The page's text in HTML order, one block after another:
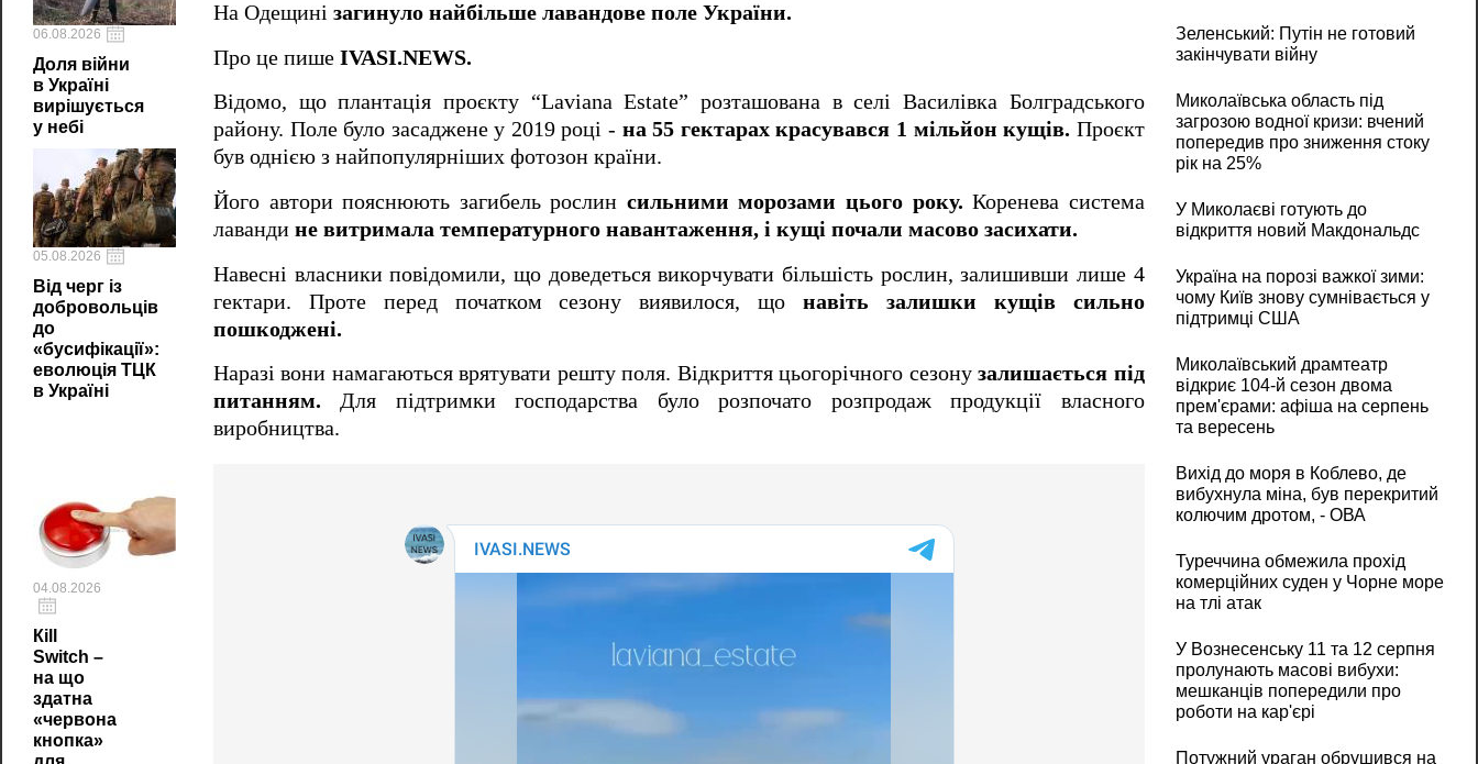
06.08.2026
Доля війни
в Україні
вирішується
у небі
05.08.2026
Від черг із
добровольців
до
«бусифікації»:
еволюція ТЦК
в Україні
04.08.2026
Кill
Switch –
на що
здатна
«червона
кнопка»
На Одещині загинуло найбільше лавандове поле України.
Про це пише IVASI.NEWS.
Відомо, що плантація проєкту “Laviana Estate” розташована в селі Василівка Болградського
району. Поле було засаджене у 2019 році - на 55 гектарах красувався 1 мільйон кущів. Проєкт
був однією з найпопулярніших фотозон країни.
Його автори пояснюють загибель рослин сильними морозами цього року. Коренева система
лаванди не витримала температурного навантаження, і кущі почали масово засихати.
Навесні власники повідомили, що доведеться викорчувати більшість рослин, залишивши лише 4
гектари. Проте перед початком сезону виявилося, щонавіть залишки кущів сильно
пошкоджені.
Наразі вони намагаються врятувати решту поля. Відкриття цьогорічного сезонузалишається під
питанням. Для підтримки господарства було розпочато розпродаж продукції власного
виробництва.
Зеленський: Путін не готовий
закінчувати війну
Миколаївська область під
загрозою водної кризи: вчений
попередив про зниження стоку
рік на 25%
У Миколаєві готують до
відкриття новий Макдональдс
Україна на порозі важкої зими:
чому Київ знову сумнівається у
підтримці США
Миколаївський драмтеатр
відкриє 104-й сезон двома
прем'єрами: афіша на серпень
та вересень
Вихід до моря в Коблево, де
вибухнула міна, був перекритий
колючим дротом, - ОВА
Туреччина обмежила прохід
комерційних суден у Чорне море
на тлі атак
У Вознесенську 11 та 12 серпня
пролунають масові вибухи:
мешканців попередили про
роботи на кар'єрі
Потужний ураган обрушився на